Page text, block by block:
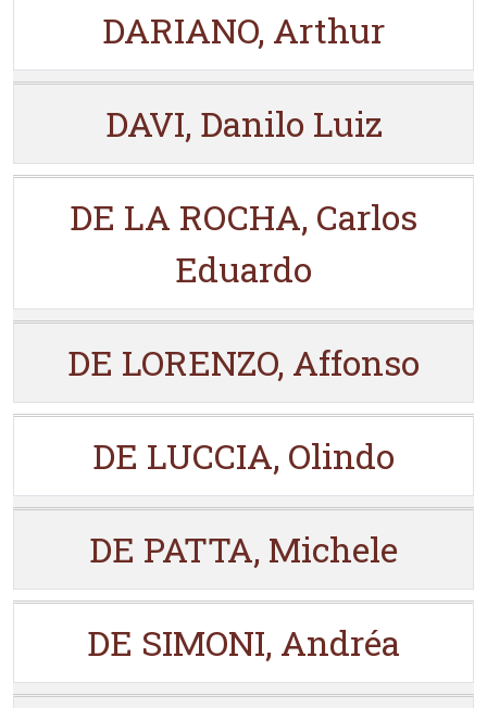
DARIANO, Arthur
DAVI, Danilo Luiz
DE LA ROCHA, Carlos
Eduardo
DE LORENZO, Affonso
DE LUCCIA, Olindo
DE PATTA, Michele
DE SIMONI, Andréa